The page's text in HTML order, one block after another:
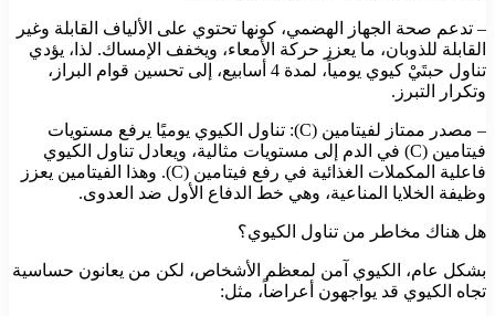
– تدعم صحة الجهاز الهضمي، كونها تحتوي على الألياف القابلة وغير
القابلة للذوبان، ما يعزز حركة الأمعاء، ويخفف الإمساك. لذا، يؤدي
تناول حبتَيْ كيوي يومياً، لمدة 4 أسابيع، إلى تحسين قوام البراز،
وتكرار التبرز.
– مصدر ممتاز لفيتامين (C): تناول الكيوي يوميًا يرفع مستويات
فيتامين (C) في الدم إلى مستويات مثالية، ويعادل تناول الكيوي
فاعلية المكملات الغذائية في رفع فيتامين (C). وهذا الفيتامين يعزز
وظيفة الخلايا المناعية، وهي خط الدفاع الأول ضد العدوى.
هل هناك مخاطر من تناول الكيوي؟
بشكل عام، الكيوي آمن لمعظم الأشخاص، لكن من يعانون حساسية
تجاه الكيوي قد يواجهون أعراضاً، مثل: